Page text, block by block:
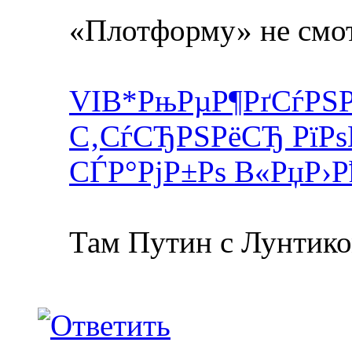
«Плотформу» не
С‚СѓСЂРЅРёСЂ
СЃР°РјР±Рѕ
Там Путин с